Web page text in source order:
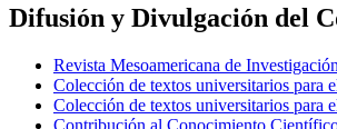
Difusión y Divulgación del
Revista Mesoamericana de Investigación
Colección de textos universitarios para
Colección de textos universitarios para
Contribución al Conocimiento